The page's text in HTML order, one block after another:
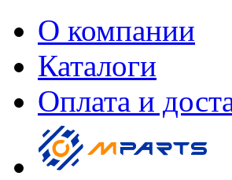
О компании
Каталоги
Оплата и